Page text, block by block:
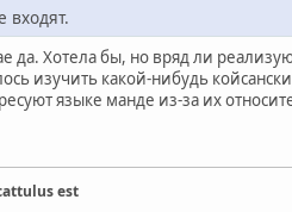
входят.
да. Хотела бы, но вряд ли
изучить какой-нибудь
языке манде из-за их
est